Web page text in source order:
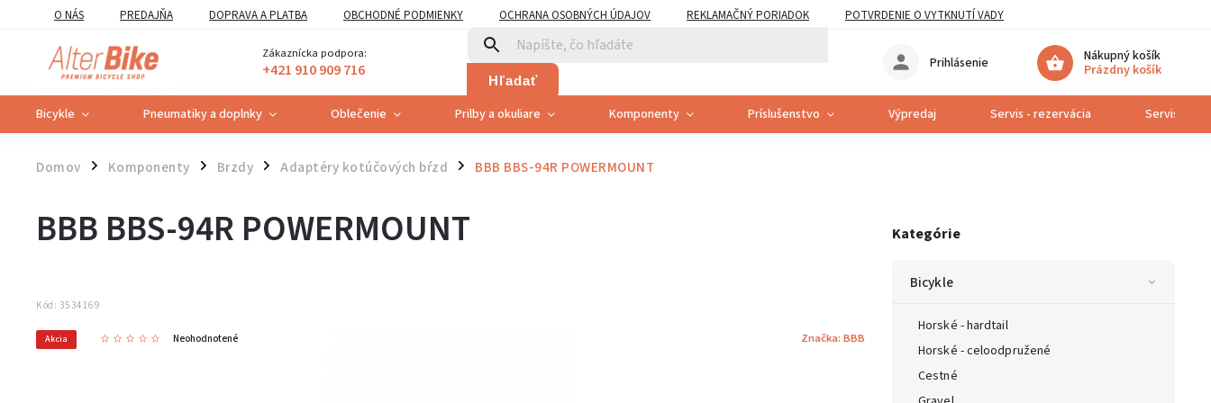
O NÁS PREDAJŇA DOPRAVA A PLATBA OBCHODNÉ PODMIENKY OCHRANA OSOBNÝCH ÚDAJOV REKLAMAČNÝ PORIADOK
POTVRDENIE O VYTKNUTÍ VADY
POUČENIE O UPLATNENÍ PRÁVA SPOTREBITEĽA NA ODSTÚPENIE
Zákaznícka podpora:
+421 910 909 716 Hľadať
Nákupný košík
Prázdny košík
Prihlásenie
Bicykle Pneumatiky a doplnky Oblečenie Prilby a okuliare Komponenty Príslušenstvo Výpredaj Servis - rezervácia Servis
Domov / Komponenty / Brzdy / Adaptéry kotúčových bŕzd / BBB BBS-94R POWERMOUNT
Kategórie
Bicykle
Horské - hardtail
Horské - celoodpružené
Cestné
BBB BBS-94R POWERMOUNT
Kód: 3534169
Akcia Neohodnotené Značka: BBB